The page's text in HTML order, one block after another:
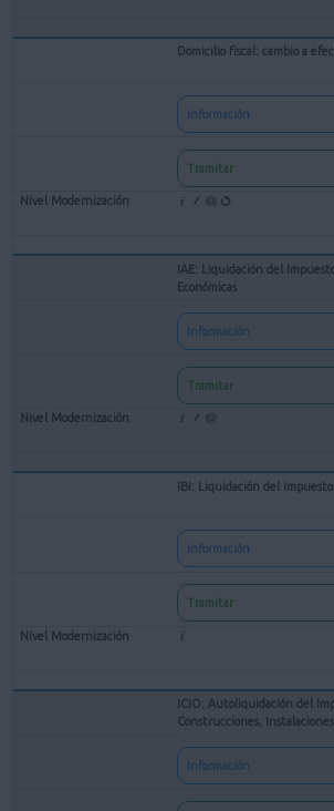
Domicilio fiscal: cambio a
Información
Tramitar
IAE: Liquidación del
Económicas
Información
Tramitar
IBI: Liquidación del
Información
Tramitar
ICIO: Autoliquidación del
Construcciones,
Información